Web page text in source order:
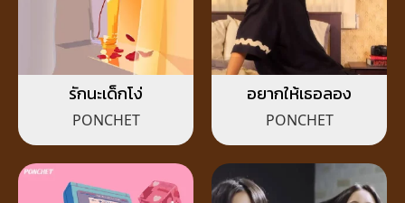
รักนะเด็กโง่
PONCHET
อยากให้เธอลอง
PONCHET